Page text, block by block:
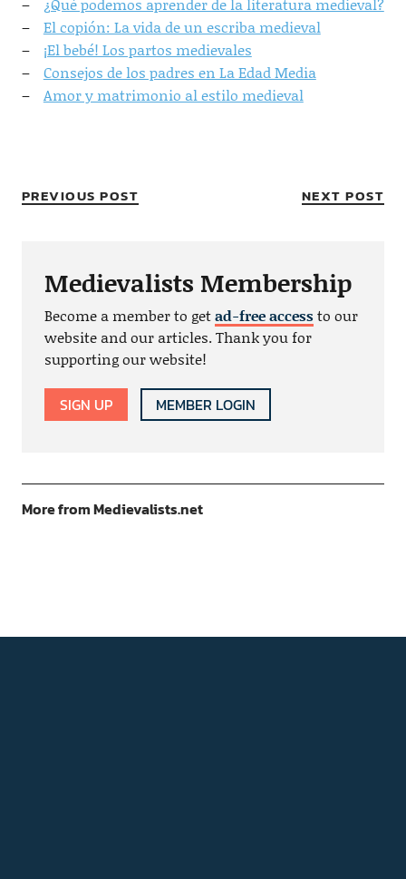
El copión: La vida de un escriba medieval
¡El bebé! Los partos medievales
Consejos de los padres en La Edad Media
Amor y matrimonio al estilo medieval
PREVIOUS POST NEXT POST
Medievalists Membership
Become a member to getad-free accessto our
website and our articles. Thank you for
supporting our website!
SIGN UP MEMBER LOGIN
More from Medievalists.net